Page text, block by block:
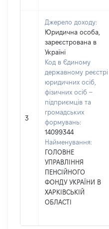
3
Джерело доходу:
Юридична особа,
зареєстрована в
Україні
Код в Єдиному
державному реєстрі
юридичних осіб,
фізичних осіб –
підприємців та
громадських
формувань:
14099344
Найменування:
ГОЛОВНЕ
УПРАВЛІННЯ
ПЕНСІЙНОГО
ФОНДУ УКРАЇНИ В
ХАРКІВСЬКІЙ
ОБЛАСТІ